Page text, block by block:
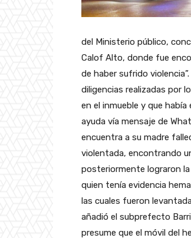
del Ministerio público,
Calof Alto, donde fue
de haber sufrido
diligencias realizadas por
en el inmueble y que
ayuda vía mensaje de
encuentra a su madre
violentada, encontrando
posteriormente lograron
quien tenía evidencia
las cuales fueron
añadió el subprefecto
presume que el móvil del